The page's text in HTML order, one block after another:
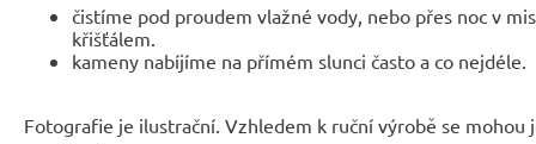
čistíme pod proudem vlažné vody, nebo přes noc v
křišťálem.
kameny nabíjíme na přímém slunci často a co nejdéle.
Fotografie je ilustrační. Vzhledem k ruční výrobě se